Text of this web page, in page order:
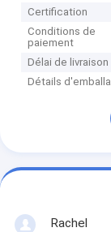
Certification
Conditions de
paiement
Délai de livraison
Détails
Rachel